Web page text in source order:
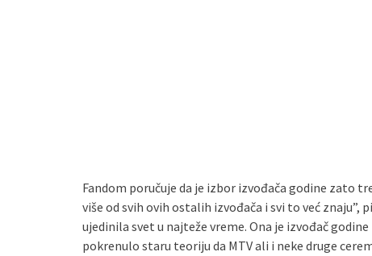
Fandom poručuje da je izbor izvođača godine zato
više od svih ovih ostalih izvođača i svi to već znaju”,
ujedinila svet u najteže vreme. Ona je izvođač
pokrenulo staru teoriju da MTV ali i neke druge